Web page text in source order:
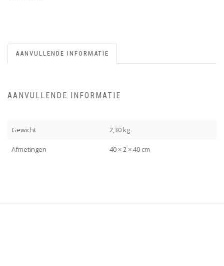
AANVULLENDE INFORMATIE
AANVULLENDE INFORMATIE
Gewicht 2,30 kg
Afmetingen 40 × 2 × 40 cm